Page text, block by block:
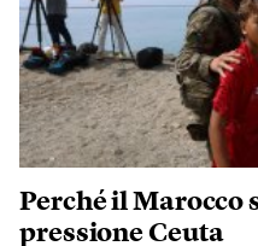
Perché il Marocco
pressione Ceuta